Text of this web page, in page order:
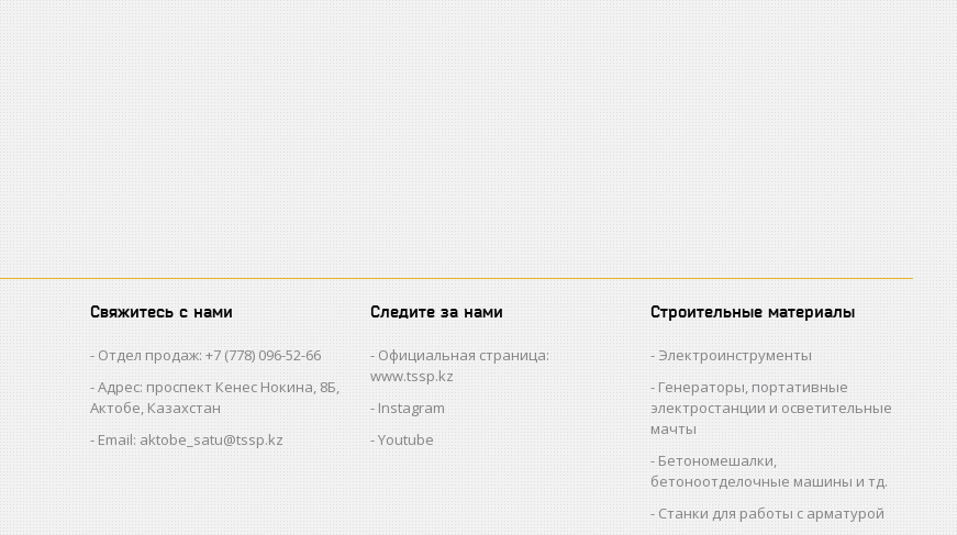
Свяжитесь с нами
Отдел продаж: +7 (778) 096-52-66
Адрес: проспект Кенес Нокина, 8Б,
Актобе, Казахстан
Email: aktobe_satu@tssp.kz
Следите за нами
Официальная страница:
www.tssp.kz
Instagram
Youtube
Строительные материалы
Электроинструменты
Генераторы, портативные
электростанции и осветительные
мачты
Бетономешалки,
бетоноотделочные машины и тд.
Станки для работы с арматурой